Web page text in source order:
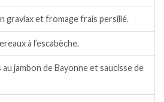
gravlax et fromage frais persillé.
à l’escabèche.
jambon de Bayonne et saucisse de